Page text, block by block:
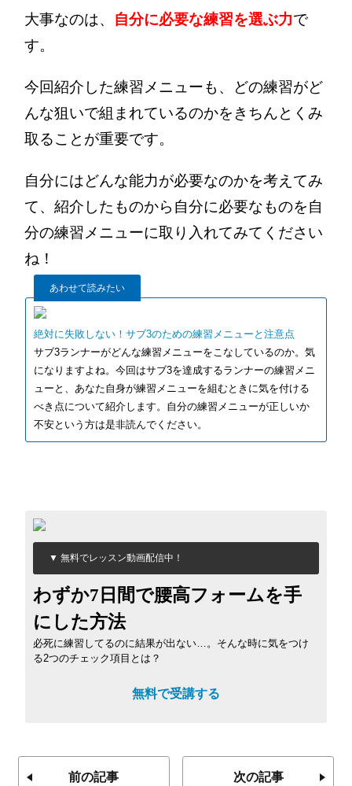
大事なのは、 自分に必要な練習を選ぶ力で
す。
今回紹介した練習メニューも、どの練習がど
んな狙いで組まれているのかをきちんとくみ
取ることが重要です。
自分にはどんな能力が必要なのかを考えてみ
て、紹介したものから自分に必要なものを自
分の練習メニューに取り入れてみてください
ね！
あわせて読みたい
絶対に失敗しない！サブ3のための練習メニューと注意点
サブ3ランナーがどんな練習メニューをこなしているのか。気
になりますよね。今回はサブ3を達成するランナーの練習メニ
ューと、あなた自身が練習メニューを組むときに気を付ける
べき点について紹介します。自分の練習メニューが正しいか
不安という方は是非読んでください。
▼ 無料でレッスン動画配信中！
わずか7日間で腰高フォームを手
にした方法
必死に練習してるのに結果が出ない…。そんな時に気をつけ
る2つのチェック項目とは？
無料で受講する
次の記事
前の記事